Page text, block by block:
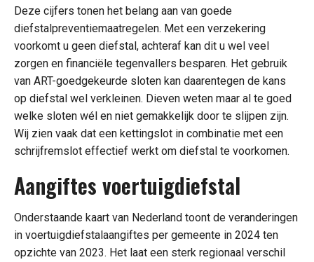
Deze cijfers tonen het belang aan van goede
diefstalpreventiemaatregelen. Met een verzekering
voorkomt u geen diefstal, achteraf kan dit u wel veel
zorgen en financiële tegenvallers besparen. Het gebruik
van ART-goedgekeurde sloten kan daarentegen de kans
op diefstal wel verkleinen. Dieven weten maar al te goed
welke sloten wél en niet gemakkelijk door te slijpen zijn.
Wij zien vaak dat een kettingslot in combinatie met een
schrijfremslot effectief werkt om diefstal te voorkomen.
Aangiftes voertuigdiefstal
Onderstaande kaart van Nederland toont de veranderingen
in voertuigdiefstalaangiftes per gemeente in 2024 ten
opzichte van 2023. Het laat een sterk regionaal verschil